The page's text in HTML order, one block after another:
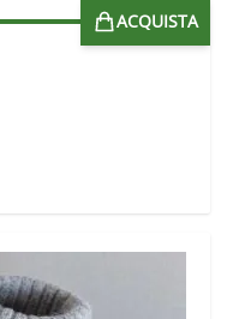
ACQUISTA